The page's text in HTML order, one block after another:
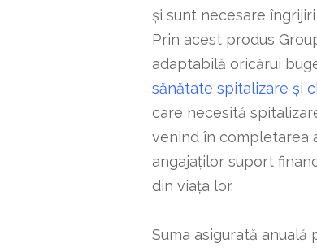
și sunt necesare
Prin acest produs
adaptabilă oricărui
sănătate spitalizare și
care necesită
venind în completarea
angajaților suport
din viața lor.
Suma asigurată